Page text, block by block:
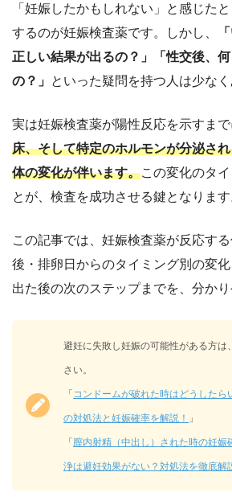
「妊娠したかもしれない」と感じた
するのが妊娠検査薬です。しかし、
正しい結果が出るの？」「性交後、
の？」 といった疑問を持つ人は少なく
実は妊娠検査薬が陽性反応を示すまで
床、そして特定のホルモンが分泌さ
体の変化が伴います。この変化のタ
とが、検査を成功させる鍵となります
この記事では、 妊娠検査薬が反応す
後・排卵日からのタイミング別の変化
出た後の次のステップまでを、分かり
避妊に失敗し妊娠の可能性がある方は
さい。
「コンドームが破れた時はどうしたら
の対処法と妊娠確率を解説！ 」
「膣内射精（中出し）された時の妊娠
浄は避妊効果がない？対処法を徹底解